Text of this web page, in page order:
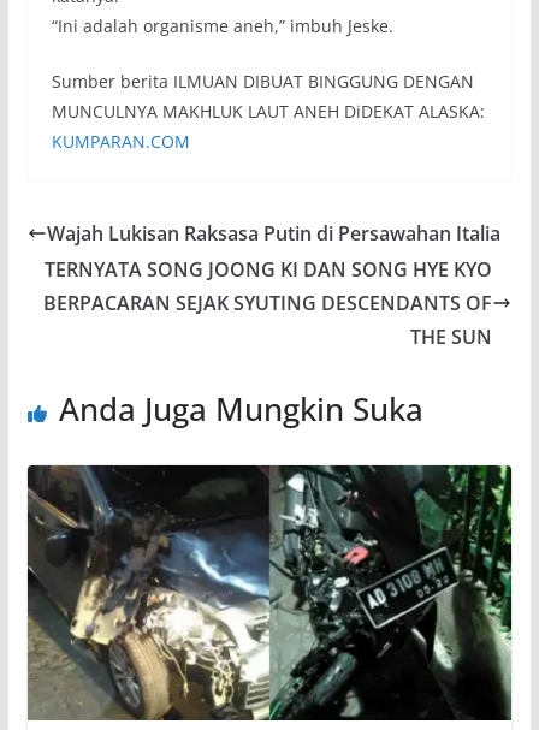
“Ini adalah organisme aneh,” imbuh Jeske.
Sumber berita ILMUAN DIBUAT BINGGUNG DENGAN
MUNCULNYA MAKHLUK LAUT ANEH DiDEKAT ALASKA:
KUMPARAN.COM
Wajah Lukisan Raksasa Putin di Persawahan Italia
TERNYATA SONG JOONG KI DAN SONG HYE KYO
BERPACARAN SEJAK SYUTING DESCENDANTS OF
THE SUN
Anda Juga Mungkin Suka